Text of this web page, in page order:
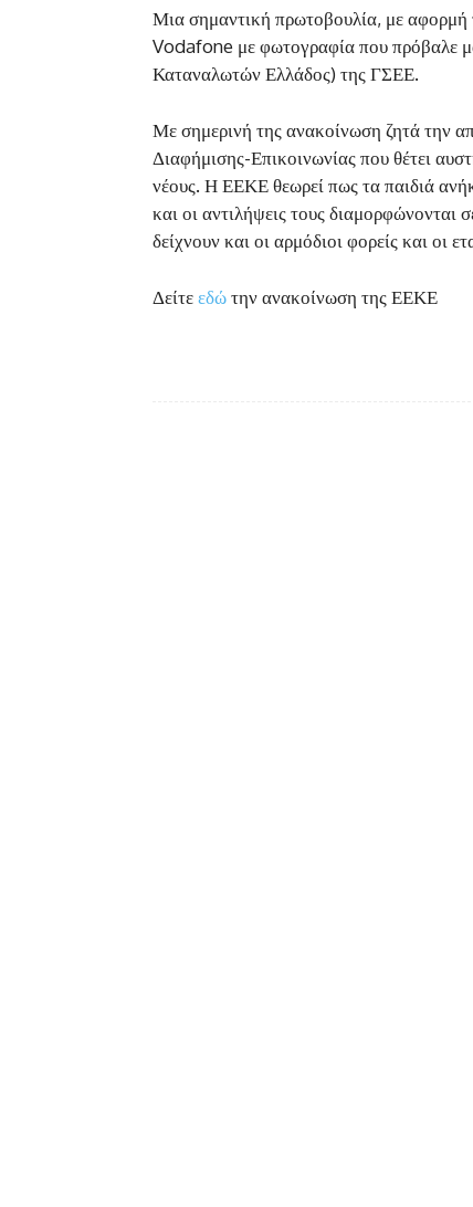
Μια σημαντική πρωτοβουλία, με αφορμή
Vodafone με φωτογραφία που πρόβαλε
Καταναλωτών Ελλάδος) της ΓΣΕΕ.
Με σημερινή της ανακοίνωση ζητά την
Διαφήμισης-Επικοινωνίας που θέτει
νέους. Η ΕΕΚΕ θεωρεί πως τα παιδιά
και οι αντιλήψεις τους
δείχνουν και οι αρμόδιοι φορείς και οι
Δείτεεδώτην ανακοίνωση της ΕΕΚΕ